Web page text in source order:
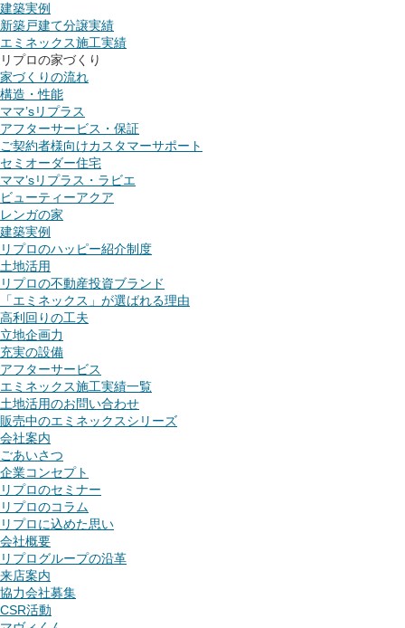
建築実例
新築戸建て分譲実績
エミネックス施工実績
リプロの家づくり
家づくりの流れ
構造・性能
ママ’sリプラス
アフターサービス・保証
ご契約者様向けカスタマーサポート
セミオーダー住宅
ママ’sリプラス・ラビエ
ビューティーアクア
レンガの家
建築実例
リプロのハッピー紹介制度
土地活用
リプロの不動産投資ブランド
「エミネックス」が選ばれる理由
高利回りの工夫
立地企画力
充実の設備
アフターサービス
エミネックス施工実績一覧
土地活用のお問い合わせ
販売中のエミネックスシリーズ
会社案内
ごあいさつ
企業コンセプト
リプロのセミナー
リプロのコラム
リプロに込めた思い
会社概要
リプログループの沿革
来店案内
協力会社募集
CSR活動